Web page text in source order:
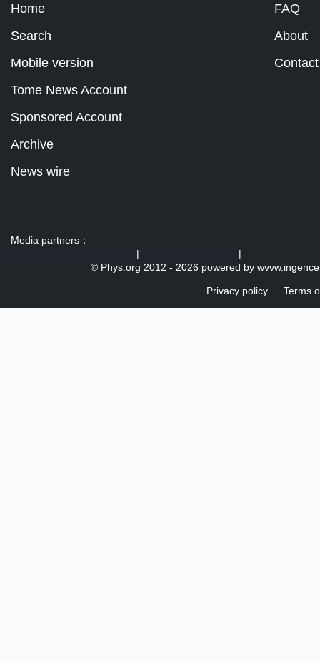
Home
Search
Mobile version
FAQ
About
Contact
Tome News Account
Sponsored Account
Archive
News wire
Media partners：
|
|
© Phys.org 2012 - 2026 powered by
Privacy policy Terms